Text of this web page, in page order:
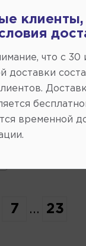
7 ... 23
клиенты,
что c 30
доставки
временной